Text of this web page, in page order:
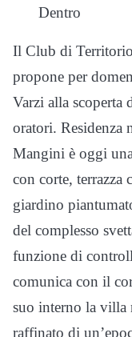
Dentro
Il Club di
propone per
Varzi alla
oratori. Residenza
Mangini è oggi
con corte, terrazza
giardino
del complesso
funzione di
comunica con il
suo interno la villa
raffinato di